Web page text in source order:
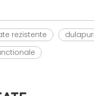
rezistente